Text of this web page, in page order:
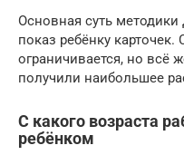
Основная суть
показ ребёнку
ограничивается, но всё
получили наибольшее
С какого возраста
ребёнком